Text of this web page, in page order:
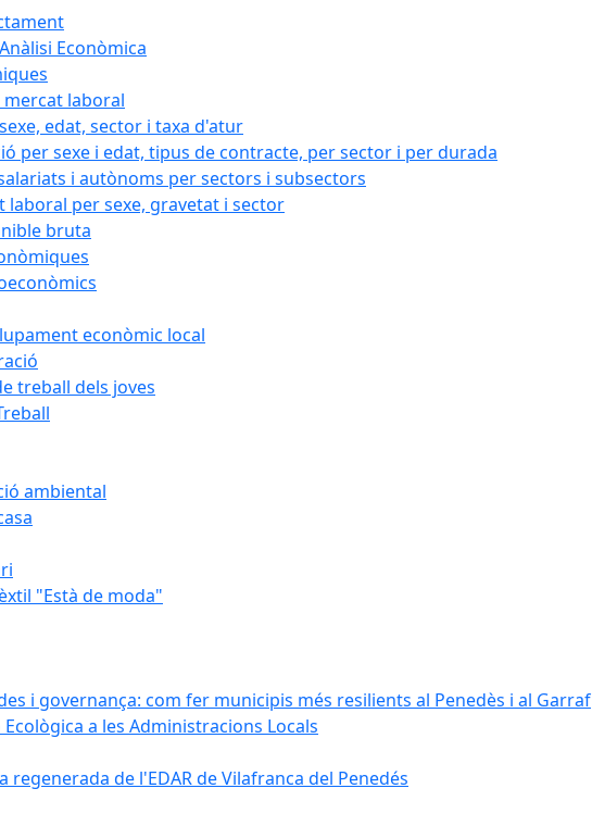
Econòmica
mercat laboral
edat, sector i taxa d'atur
per sexe i edat, tipus de contracte, per sector i per durada
i autònoms per sectors i subsectors
laboral per sexe, gravetat i sector
bruta
econòmic local
treball dels joves
ambiental
"Està de moda"
i governança: com fer municipis més resilients al Penedès i al Garraf
Ecològica a les Administracions Locals
regenerada de l'EDAR de Vilafranca del Penedés